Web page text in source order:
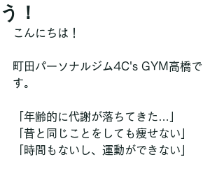
う！
こんにちは！
町田パーソナルジム4C's GYM高橋で
す。
「年齢的に代謝が落ちてきた…」
「昔と同じことをしても痩せない」
「時間もないし、運動ができない」